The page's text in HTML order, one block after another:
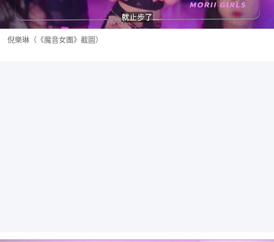
倪樂琳（《魔音女團》截圖）